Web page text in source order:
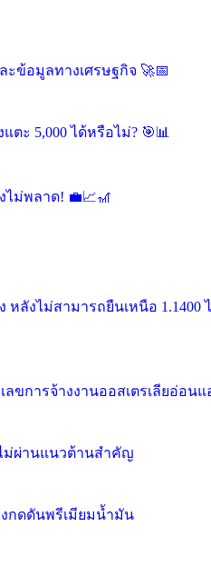
ข้อมูลทางเศรษฐกิจ 🚀📅
ะ 5,000 ได้หรือไม่? 🎯📊
ม่พลาด! 💼📈🎢
หลังไม่สามารถยืนเหนือ 1.1400
ลขการจ้างงานออสเตรเลียอ่อน
ม่ผ่านแนวต้านสำคัญ
งกดดันพรีเมียมน้ำมัน